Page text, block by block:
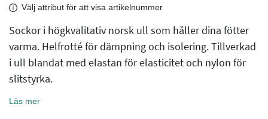
Välj attribut för att visa artikelnummer
Sockor i högkvalitativ norsk ull som håller dina fötter
varma. Helfrotté för dämpning och isolering. Tillverkad
i ull blandat med elastan för elasticitet och nylon för
slitstyrka.
Läs mer